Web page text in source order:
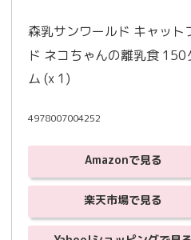
森乳サンワールド キャット
ド ネコちゃんの離乳食 150
ム (x 1)
4978007004252
Amazonで見る
楽天市場で見る